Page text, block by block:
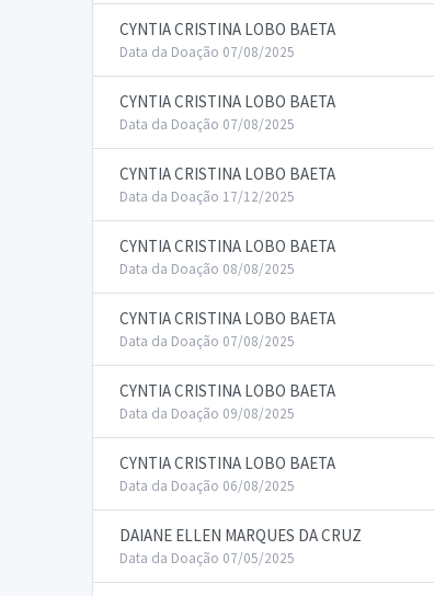
CYNTIA CRISTINA LOBO BAETA
Data da Doação 07/08/2025
CYNTIA CRISTINA LOBO BAETA
Data da Doação 07/08/2025
CYNTIA CRISTINA LOBO BAETA
Data da Doação 17/12/2025
CYNTIA CRISTINA LOBO BAETA
Data da Doação 08/08/2025
CYNTIA CRISTINA LOBO BAETA
Data da Doação 07/08/2025
CYNTIA CRISTINA LOBO BAETA
Data da Doação 09/08/2025
CYNTIA CRISTINA LOBO BAETA
Data da Doação 06/08/2025
DAIANE ELLEN MARQUES DA CRUZ
Data da Doação 07/05/2025